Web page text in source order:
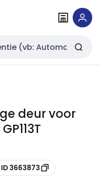
deur voor
3663873